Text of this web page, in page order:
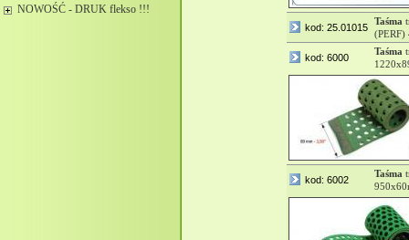
NOWOŚĆ - DRUK flekso !!!
kod: 25.01015
Taśma
kod: 6000
Taśma
kod: 6002
Taśma